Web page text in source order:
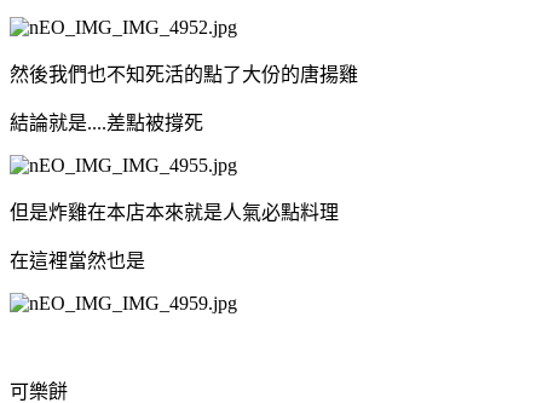
然後我們也不知死活的點了大份的唐揚雞
結論就是....差點被撐死
但是炸雞在本店本來就是人氣必點料理
在這裡當然也是
可樂餅